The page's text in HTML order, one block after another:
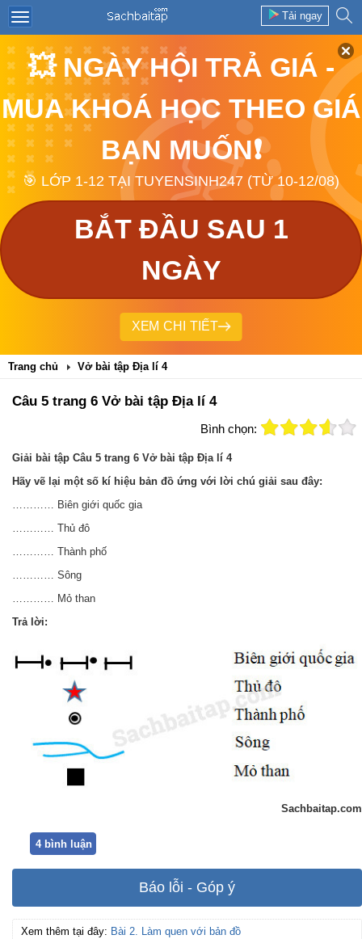
Tải ngay
💥 NGÀY HỘI TRẢ GIÁ -
MUA KHOÁ HỌC THEO GIÁ
BẠN MUỐN❗
🎯 LỚP 1-12 TẠI TUYENSINH247 (TỪ 10-12/08)
BẮT ĐẦU SAU 1
NGÀY
XEM CHI TIẾT
Trang chủ Vở bài tập Địa lí 4
Câu 5 trang 6 Vở bài tập Địa lí 4
Bình chọn:
Giải bài tập Câu 5 trang 6 Vở bài tập Địa lí 4
Hãy vẽ lại một số kí hiệu bản đồ ứng với lời chú giải sau đây:
………… Biên giới quốc gia
………… Thủ đô
………… Thành phố
………… Sông
………… Mỏ than
Trả lời:
Sachbaitap.com
4 bình luận
Báo lỗi - Góp ý
Xem thêm tại đây: Bài 2. Làm quen với bản đồ